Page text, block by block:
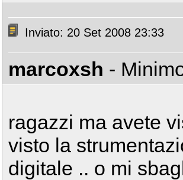
Inviato: 20 Set 2008 23:33
marcoxsh -
ragazzi ma avete
visto la
digitale .. o mi